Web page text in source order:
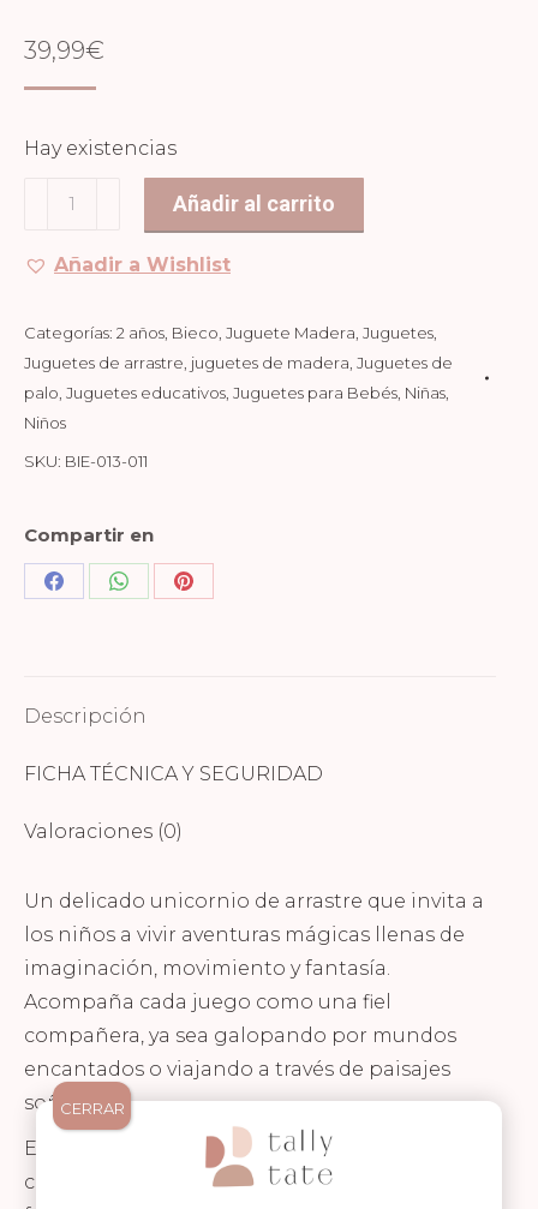
39,99€
Hay existencias
Juguete
palo
rueda
Unicornio
Sand
cantidad
Añadir al carrito
Añadir a Wishlist
Categorías: 2 años Bieco Juguete Madera Juguetes
Juguetes de arrastre juguetes de madera Juguetes de
palo Juguetes educativos Juguetes para Bebés Niñas
Niños
SKU: BIE-013-011
Compartir en
Share Share Share
Descripción
FICHA TÉCNICA Y SEGURIDAD
Valoraciones (0)
Un delicado unicornio de arrastre que invita a
los niños a vivir aventuras mágicas llenas de
imaginación, movimiento y fantasía.
Acompaña cada juego como una fiel
compañera, ya sea galopando por mundos
encantados o viajando a través de paisajes
soñados.
Este encantador unicornio tipo hobby horse
combina juego simbólico y actividad física,
CERRAR